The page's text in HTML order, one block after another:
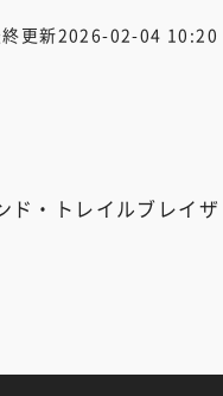
更新2026-02-04 10:20
ド・トレイルブレイザ